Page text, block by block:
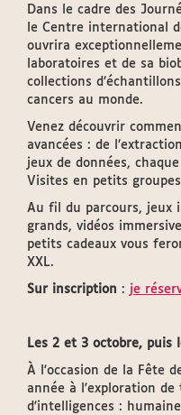
Dans le cadre des
le Centre international
ouvrira
laboratoires et de sa
collections
cancers au monde.
Venez découvrir
avancées : de
jeux de données,
Visites en petits
Au fil du parcours, jeux
grands, vidéos
petits cadeaux vous
XXL.
Sur inscription : je
Les 2 et 3 octobre, puis
À l'occasion de la Fête
année à l'exploration de
d'intelligences :